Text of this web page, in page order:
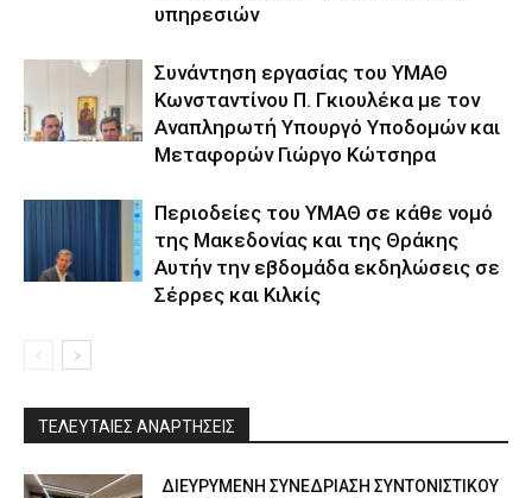
υπηρεσιών
Συνάντηση εργασίας του ΥΜΑΘ
Κωνσταντίνου Π. Γκιουλέκα με τον
Αναπληρωτή Υπουργό Υποδομών και
Μεταφορών Γιώργο Κώτσηρα
Περιοδείες του ΥΜΑΘ σε κάθε νομό
της Μακεδονίας και της Θράκης
Αυτήν την εβδομάδα εκδηλώσεις σε
Σέρρες και Κιλκίς
ΤΕΛΕΥΤΑΙΕΣ ΑΝΑΡΤΗΣΕΙΣ
ΔΙΕΥΡΥΜΕΝΗ ΣΥΝΕΔΡΙΑΣΗ ΣΥΝΤΟΝΙΣΤΙΚΟΥ